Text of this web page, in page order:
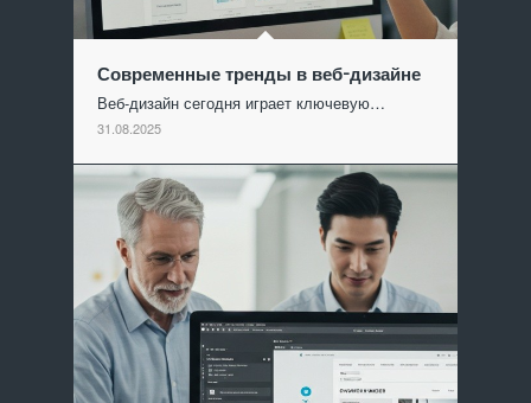
Современные тренды в веб-дизайне
Веб-дизайн сегодня играет ключевую…
31.08.2025